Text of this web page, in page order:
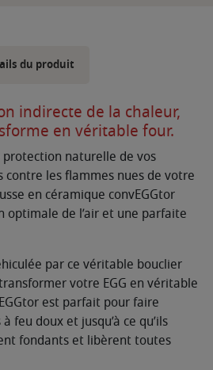
du produit
indirecte de la chaleur,
en véritable four.
naturelle de vos
les flammes nues de votre
en céramique convEGGtor
optimale de l’air et une parfaite
par ce véritable bouclier
votre EGG en véritable
est parfait pour faire
feu doux et jusqu’à ce qu’ils
fondants et libèrent toutes